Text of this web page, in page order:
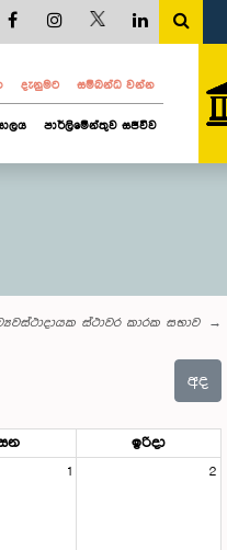
දැනුමට සම්බන්ධ වන්න
පාර්ලිමේන්තුව සජීවීව
ස්ථාවර කාරක සභාව
අද
ඉරිදා
1 2